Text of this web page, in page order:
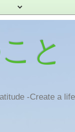
と
-Create a